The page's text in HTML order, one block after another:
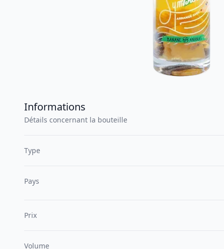
Informations
Détails concernant la bouteille
Type
Pays
Prix
Volume